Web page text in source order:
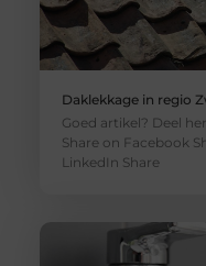
Daklekkage in regio
Goed artikel? Deel
Share on Facebook
LinkedIn Share